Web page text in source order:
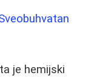
je hemijski